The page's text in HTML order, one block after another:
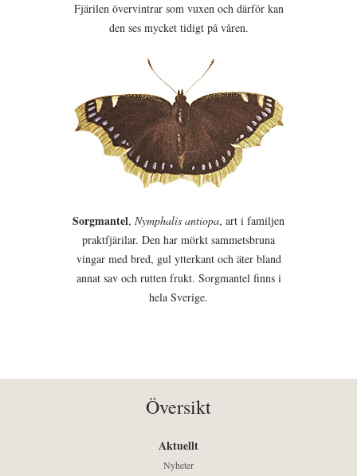
Fjärilen övervintrar som vuxen och därför kan
den ses mycket tidigt på våren.
Sorgmantel, Nymphalis antiopa, art i familjen
praktfjärilar. Den har mörkt sammetsbruna
vingar med bred, gul ytterkant och äter bland
annat sav och rutten frukt. Sorgmantel finns i
hela Sverige.
Översikt
Aktuellt
Nyheter